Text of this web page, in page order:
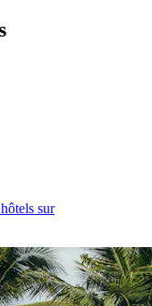
sur